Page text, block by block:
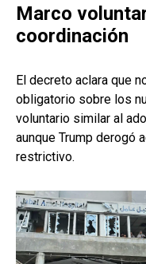
Marco
coordinación
El decreto aclara que
obligatorio sobre los
voluntario similar al
aunque Trump derogó
restrictivo.